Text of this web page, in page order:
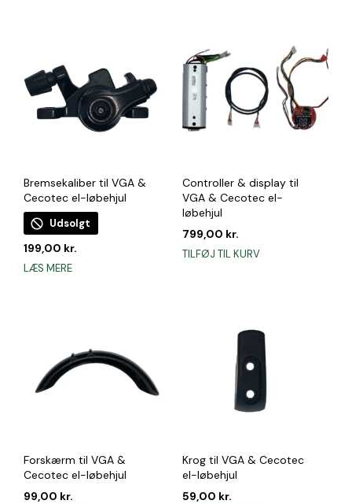
Bremsekaliber til VGA &
Cecotec el-løbehjul
Udsolgt
199,00 kr.
LÆS MERE
Controller & display til
VGA & Cecotec el-
løbehjul
799,00 kr.
TILFØJ TIL KURV
Forskærm til VGA &
Cecotec el-løbehjul
99,00 kr.
Krog til VGA & Cecotec
el-løbehjul
59,00 kr.